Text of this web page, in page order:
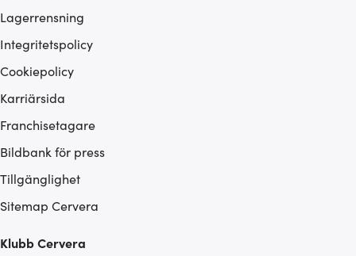
Lagerrensning
Integritetspolicy
Cookiepolicy
Karriärsida
Franchisetagare
Bildbank för press
Tillgänglighet
Sitemap Cervera
Klubb Cervera